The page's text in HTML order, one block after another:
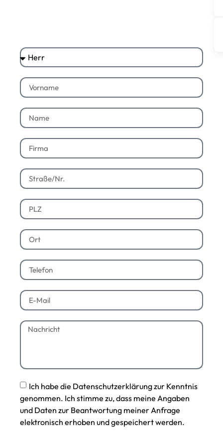
Ich habe die Datenschutzerklärung zur Kenntnis
genommen. Ich stimme zu, dass meine Angaben
und Daten zur Beantwortung meiner Anfrage
elektronisch erhoben und gespeichert werden.